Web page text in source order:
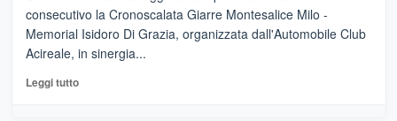
vicoli
medievali
“E
adesso
Pasta
–
Sicilia
consecutivo la Cronoscalata Giarre Montesalice Milo -
Memorial Isidoro Di Grazia, organizzata dall'Automobile Club
Acireale, in sinergia...
Leggi tuttoLeggi